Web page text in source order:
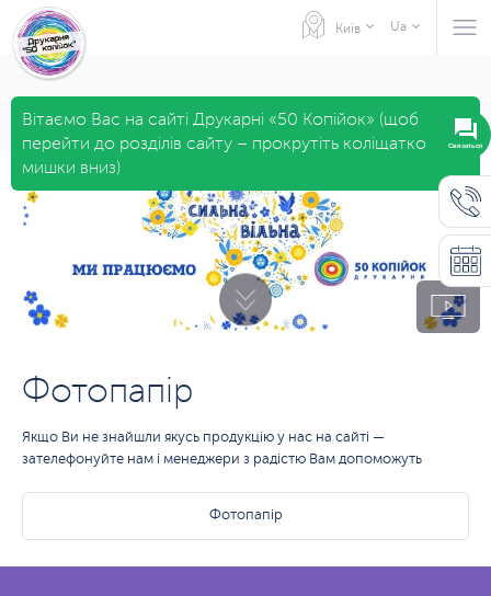
Київ Ua
Вітаємо Вас на сайті Друкарні «50 Копійок» (щоб
перейти до розділів сайту – прокрутіть коліщатко
мишки вниз)
Фотопапір
Якщо Ви не знайшли якусь продукцію у нас на сайті —
зателефонуйте нам і менеджери з радістю Вам допоможуть
Фотопапір
Связаться